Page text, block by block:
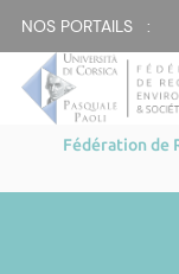
NOS PORTAILS :
Fédération de